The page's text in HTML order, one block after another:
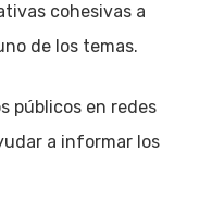
cohesivas a
de los temas.
públicos en redes
a informar los